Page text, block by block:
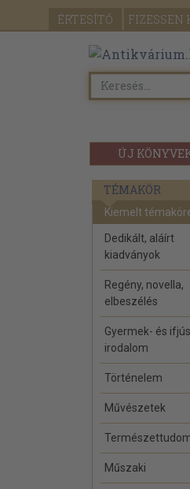
ÉRTESÍTŐ FIZESSEN
ÚJ
TÉMAKÖR
Kiemelt
Dedikált, aláírt
kiadványok
Regény, novella,
elbeszélés
Gyermek- és
irodalom
Történelem
Művészetek
Műszaki